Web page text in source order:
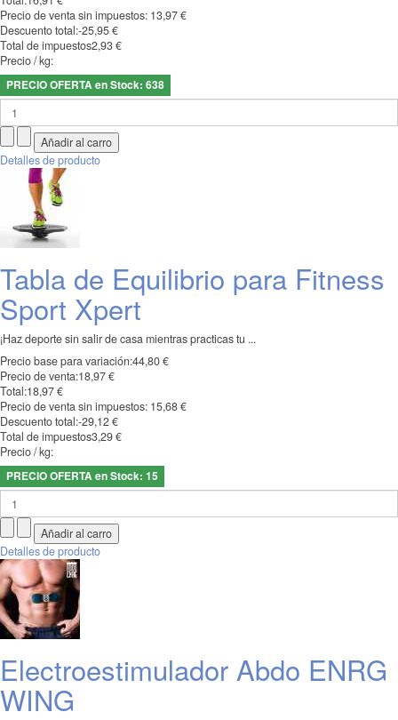
Precio de venta sin impuestos: 13,97 €
Descuento total:-25,95 €
Total de impuestos2,93 €
Precio / kg:
PRECIO OFERTA en Stock: 638
Detalles de producto
Tabla de Equilibrio para Fitness
Sport Xpert
¡Haz deporte sin salir de casa mientras practicas tu ...
Precio base para variación:44,80 €
Precio de venta:18,97 €
Total:18,97 €
Precio de venta sin impuestos: 15,68 €
Descuento total:-29,12 €
Total de impuestos3,29 €
Precio / kg:
PRECIO OFERTA en Stock: 15
Detalles de producto
Electroestimulador Abdo ENRG
WING